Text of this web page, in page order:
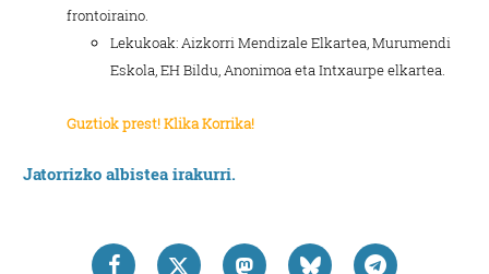
frontoiraino.
Lekukoak: Aizkorri Mendizale Elkartea, Murumendi
Eskola, EH Bildu, Anonimoa eta Intxaurpe elkartea.
Guztiok prest! Klika Korrika!
Jatorrizko albistea irakurri.